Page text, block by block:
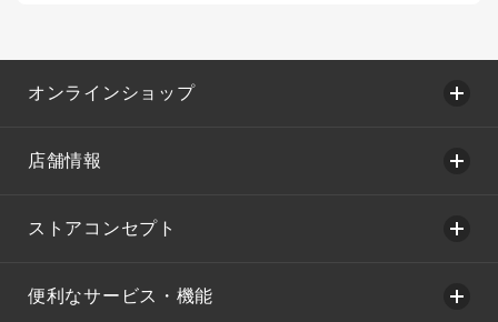
オンラインショップ
店舗情報
ストアコンセプト
便利なサービス・機能